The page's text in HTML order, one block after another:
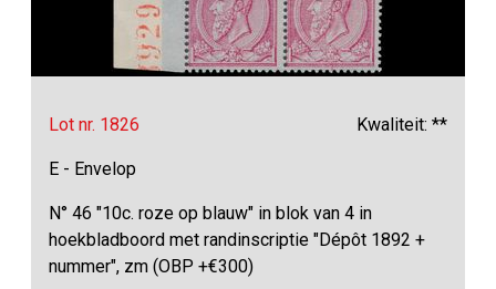
Lot nr. 1826 Kwaliteit: **
E - Envelop
N° 46 "10c. roze op blauw" in blok van 4 in
hoekbladboord met randinscriptie "Dépôt 1892 +
nummer", zm (OBP +€300)